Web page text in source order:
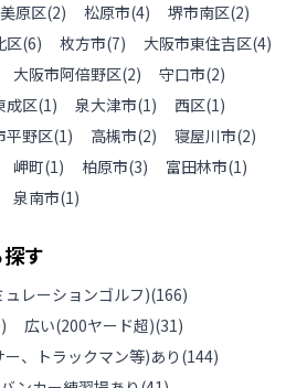
原区(2) 松原市(4) 堺市南区(2)
区(6) 枚方市(7) 大阪市東住吉区(4)
大阪市阿倍野区(2) 守口市(2)
成区(1) 泉大津市(1) 西区(1)
平野区(1) 高槻市(2) 寝屋川市(2)
岬町(1) 柏原市(3) 富田林市(1)
泉南市(1)
す
レーションゴルフ)(166)
) 広い(200ヤード超)(31)
、トラックマン等)あり (144)